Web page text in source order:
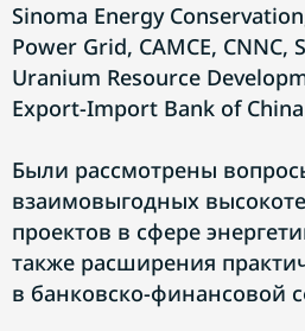
Sinoma Energy
Power Grid, CAMCE, CNNC,
Uranium Resource
Export-Import Bank of
Были рассмотрены
взаимовыгодных
проектов в сфере
также расширения
в банковско-финансовой